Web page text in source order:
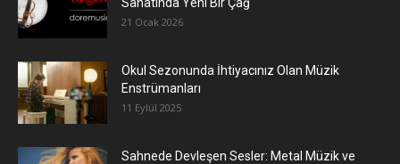
21 Ocak 2026
Okul Sezonunda İhtiyacınız Olan Müzik
Enstrümanları
11 Eylül 2025
Sahnede Devleşen Sesler: Metal Müzik ve